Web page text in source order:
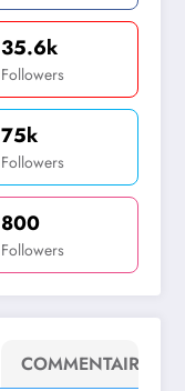
35.6k
Followers
75k
Followers
800
Followers
COMMENTAIRE